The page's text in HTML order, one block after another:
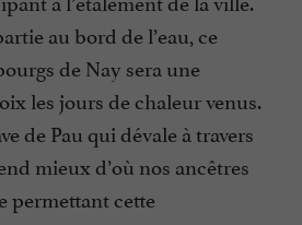
au bord de l’eau, ce
de Nay sera une
les jours de chaleur venus.
de Pau qui dévale à travers
mieux d’où nos ancêtres
permettant cette